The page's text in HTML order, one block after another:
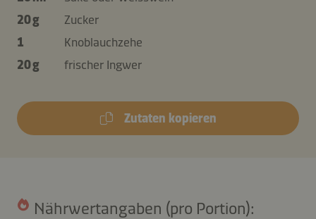
20 g
Zucker
1
Knoblauchzehe
20 g
frischer Ingwer
Zutaten kopieren
Nährwertangaben (pro Portion):